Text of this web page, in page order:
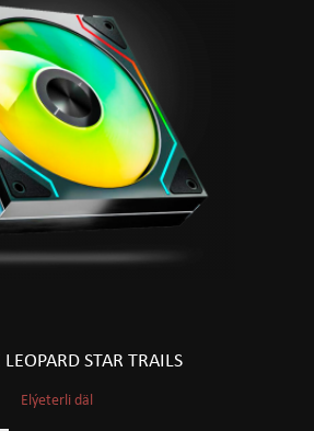
STAR TRAILS
Elýeterli däl